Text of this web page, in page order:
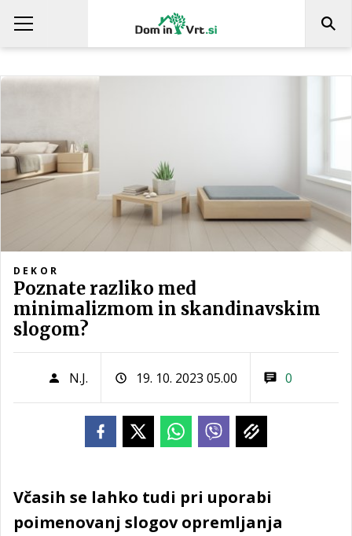
DEKOR
Poznate razliko med
minimalizmom in skandinavskim
slogom?
N.J. 19. 10. 2023 05.00 0
Včasih se lahko tudi pri uporabi
poimenovanj slogov opremljanja